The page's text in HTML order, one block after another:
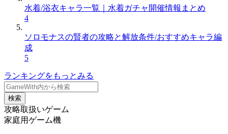
水着/浴衣キャラ一覧｜水着ガチャ開催情報まとめ
4
ソロモナスの賢者の攻略と解放条件/おすすめキャラ編
成
5
ランキングをもっとみる
検索
攻略取扱いゲーム
家庭用ゲーム機